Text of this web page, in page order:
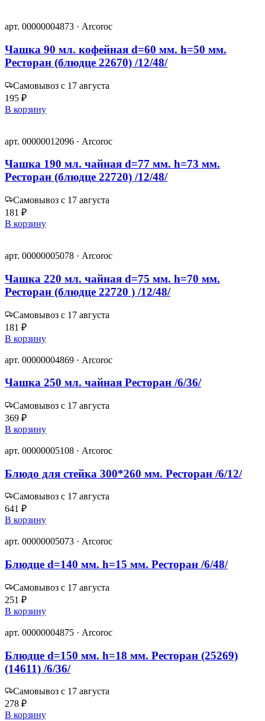
арт. 00000004873 · Arcoroc
Чашка 90 мл. кофейная d=60 мм. h=50 мм.
Ресторан (блюдце 22670) /12/48/
Самовывоз с 17 августа
195 ₽
В корзину
арт. 00000012096 · Arcoroc
Чашка 190 мл. чайная d=77 мм. h=73 мм.
Ресторан (блюдце 22720) /12/48/
Самовывоз с 17 августа
181 ₽
В корзину
арт. 00000005078 · Arcoroc
Чашка 220 мл. чайная d=75 мм. h=70 мм.
Ресторан (блюдце 22720 ) /12/48/
Самовывоз с 17 августа
181 ₽
В корзину
арт. 00000004869 · Arcoroc
Чашка 250 мл. чайная Ресторан /6/36/
Самовывоз с 17 августа
369 ₽
В корзину
арт. 00000005108 · Arcoroc
Блюдо для стейка 300*260 мм. Ресторан /6/12/
Самовывоз с 17 августа
641 ₽
В корзину
арт. 00000005073 · Arcoroc
Блюдце d=140 мм. h=15 мм. Ресторан /6/48/
Самовывоз с 17 августа
251 ₽
В корзину
арт. 00000004875 · Arcoroc
Блюдце d=150 мм. h=18 мм. Ресторан (25269)
(14611) /6/36/
Самовывоз с 17 августа
278 ₽
В корзину